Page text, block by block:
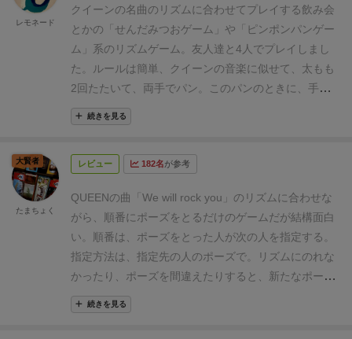
かな、と思います あと、このゲーム非常に白熱して楽
しいんですが、長時間プレイしているととにかく両も
もと手のひらがものすごく痒くなってくるので、気に
なる方は足にタオルをかぶせたりするなどして対策を
していただければよいのではないかと思います。体が
痛くても涼しい顔でビートに乗り続けるのが真のロッ
クスターかもしれませんが！
をかざす等紛らわしいポーズも混ざっていますし、上
記のペナルティー用のカードの効果で大分プレイヤー
達も自分のとるべきポーズを混乱してしまいます。簡
単なポーズの人は集中砲火を浴びやすいです。 大体の
場合ラリーが続くと徐々にテンポが速くなっていきま
す。更にそれが何分間も続くと掌と太腿が痛くなって
クイーンの名曲のリズムに合わせてプレイする飲み会
とかの「せんだみつおゲーム」や 「ピンポンパンゲー
ム」系のリズムゲーム。 友人達と4人でプレイしまし
た。
ルールは簡単、クイーンの音楽に似せて、 太もも
2回たたいて、両手でパン。
このパンのときに、 手番
の者は自分の前にあるカードのポーズをして、
ンの時に、他のプレイヤーの前にあるカードのポーズ
番となり、
同じように、パンで自分のポーズ、
で、ミスをした者が負けになり、 自分のポーズカード
を誰かにあげて、 新たに自分のポーズカードを1枚引
き、 それと同時に、ボールカードなるものを受け取り
ます。 このボールカードには特殊効果が付いていて、
そのタイミングで使用したら、裏向けにして保持しま
す。このボールカードは10枚あるんだけど、
続きを見る
レモネード
レビュー 182名が参考
QUEENの曲「We will rock you」のリズムに合わせな
がら、順番にポーズをとるだけのゲームだが結構面白
い。
順番は、ポーズをとった人が次の人を指定する。
指定方法は、指定先の人のポーズで。リズムにのれな
かったり、ポーズを間違えたりすると、新たなポーズ
が追加されたり、変わったりするので、自分のポーズ
と他人のポーズがごっちゃになってくる。慣れてきて
続きを見る
大賢者
たまちょく